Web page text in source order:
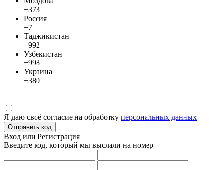
+373
Россия
+7
Таджикистан
+992
Узбекистан
+998
Украина
+380
Я даю своё согласие на обработку персональных данных
Отправить код
Вход или Регистрация
Введите код, который мы выслали на номер